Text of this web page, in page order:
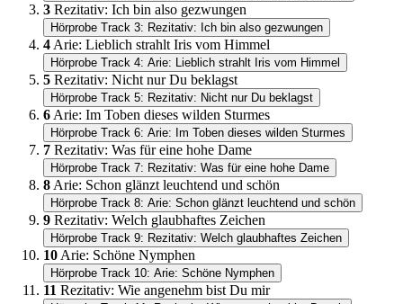
3 Rezitativ: Ich bin also gezwungen
Hörprobe Track 3: Rezitativ: Ich bin also gezwungen
4 Arie: Lieblich strahlt Iris vom Himmel
Hörprobe Track 4: Arie: Lieblich strahlt Iris vom Himmel
5 Rezitativ: Nicht nur Du beklagst
Hörprobe Track 5: Rezitativ: Nicht nur Du beklagst
6 Arie: Im Toben dieses wilden Sturmes
Hörprobe Track 6: Arie: Im Toben dieses wilden Sturmes
7 Rezitativ: Was für eine hohe Dame
Hörprobe Track 7: Rezitativ: Was für eine hohe Dame
8 Arie: Schon glänzt leuchtend und schön
Hörprobe Track 8: Arie: Schon glänzt leuchtend und schön
9 Rezitativ: Welch glaubhaftes Zeichen
Hörprobe Track 9: Rezitativ: Welch glaubhaftes Zeichen
10 Arie: Schöne Nymphen
Hörprobe Track 10: Arie: Schöne Nymphen
11 Rezitativ: Wie angenehm bist Du mir